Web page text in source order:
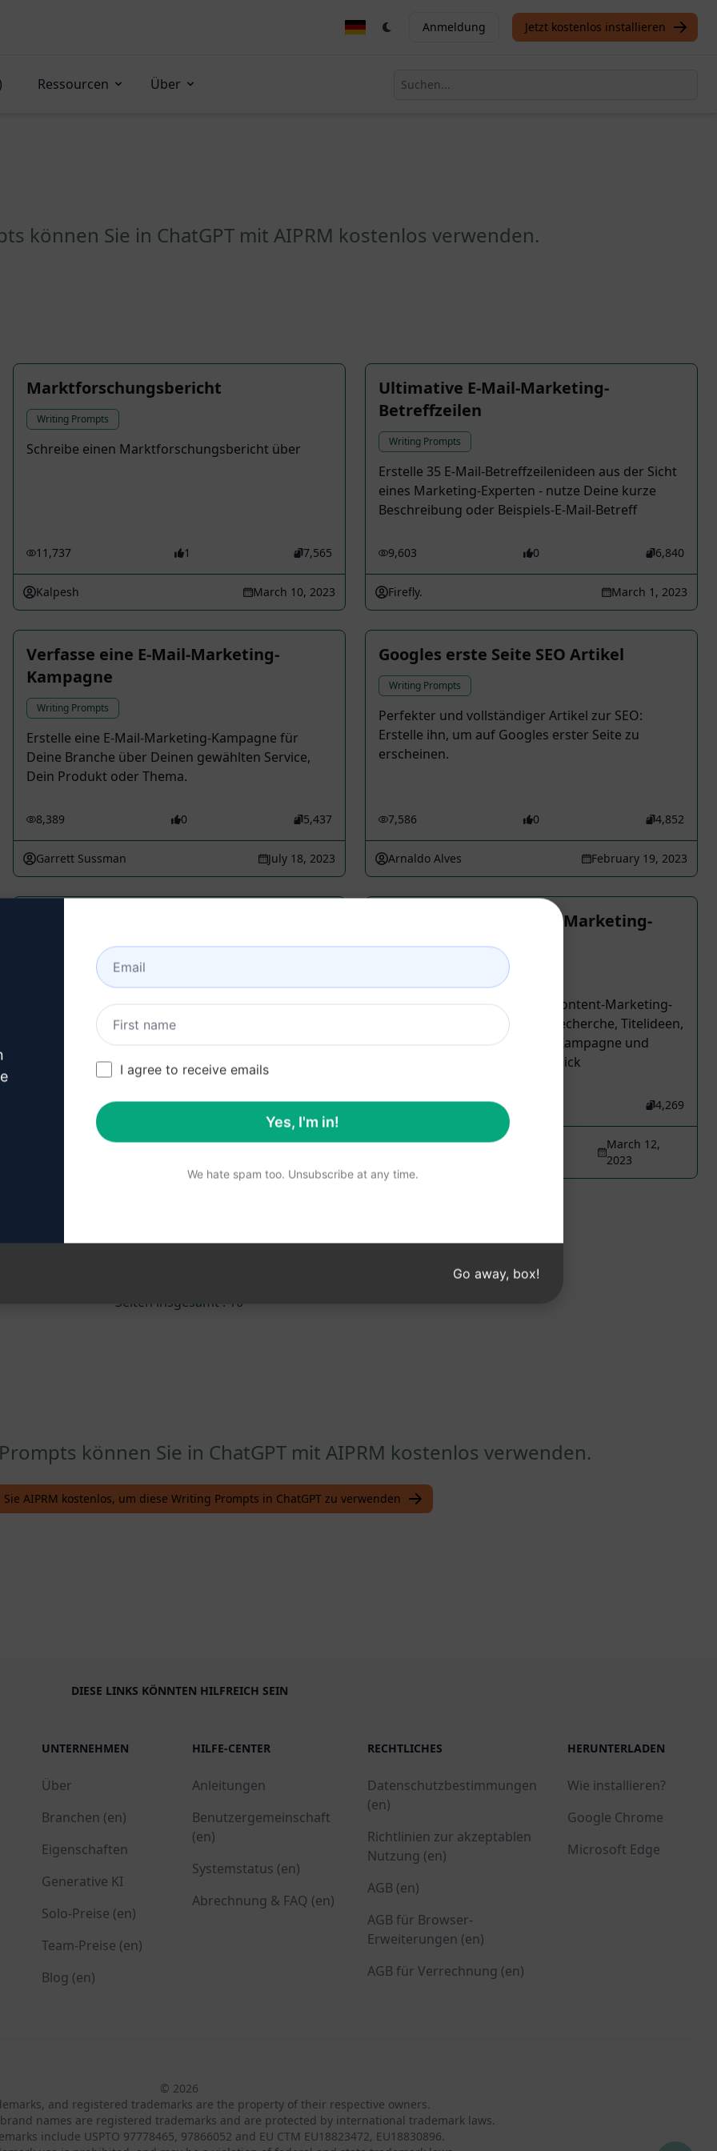
Anmeldung Jetzt kostenlos installieren
Ressourcen Über
können Sie in ChatGPT mit AIPRM kostenlos verwenden.
Marktforschungsbericht
Writing Prompts
Schreibe einen Marktforschungsbericht über
11,737 1 7,565
Kalpesh March 10, 2023
Ultimative E-Mail-Marketing-
Betreffzeilen
Writing Prompts
Erstelle 35 E-Mail-Betreffzeilenideen aus der Sicht
eines Marketing-Experten - nutze Deine kurze
Beschreibung oder Beispiels-E-Mail-Betreff
9,603 0 6,840
Firefly. March 1, 2023
Verfasse eine E-Mail-Marketing-
Kampagne
Writing Prompts
Erstelle eine E-Mail-Marketing-Kampagne für
Deine Branche über Deinen gewählten Service,
Dein Produkt oder Thema.
8,389 0 5,437
Garrett Sussman July 18, 2023
Googles erste Seite SEO Artikel
Writing Prompts
Perfekter und vollständiger Artikel zur SEO:
Erstelle ihn, um auf Googles erster Seite zu
erscheinen.
7,586 0 4,852
Arnaldo Alves February 19, 2023
kleine Unternehmen
Writing Prompts
Unternehmen, die Informationen über Deinen
Branche enthalten.
4,344
Gesamte Blog-Content-Marketing-
Strategie in 1 Klick!
Erstelle eine komplette Blog-Content-Marketing-
Strategie inklusive Keyword-Recherche, Titelideen,
Blog-Post-Gliederung, E-Mail-Kampagne und
Social-Media-Kampagne in 1 Klick
6,754 4,269
Sasha Lassey - Everyday She's
March 12,
2023
Seiten insgesamt : 10
können Sie in ChatGPT mit AIPRM kostenlos verwenden.
AIPRM kostenlos, um diese Writing Prompts in ChatGPT zu verwenden
DIESE LINKS KÖNNTEN HILFREICH SEIN
UNTERNEHMEN
Über
Branchen (en)
Eigenschaften
Generative KI
Solo-Preise (en)
Team-Preise (en)
Blog (en)
HILFE-CENTER
Anleitungen
Benutzergemeinschaft
(en)
Systemstatus (en)
Abrechnung & FAQ (en)
RECHTLICHES
Datenschutzbestimmungen
(en)
Richtlinien zur akzeptablen
Nutzung (en)
AGB (en)
AGB für Browser-
Erweiterungen (en)
AGB für Verrechnung (en)
HERUNTERLADEN
Wie installieren?
Google Chrome
Microsoft Edge
© 2026
and registered trademarks are the property of their respective owners.
names are registered trademarks and are protected by international trademark laws.
include USPTO 97778465, 97866052 and EU CTM EU18823472, EU18830896.
I agree to receive emails
Yes, I'm in!
We hate spam too. Unsubscribe at any time.
Go away, box!